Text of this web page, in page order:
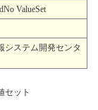
ValueSet
システム開発センタ
セット